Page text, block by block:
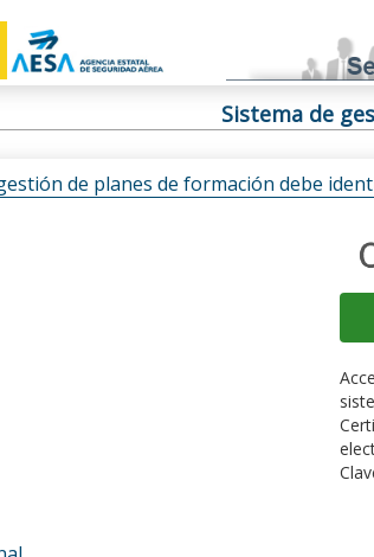
Sistema de
de planes de formación debe